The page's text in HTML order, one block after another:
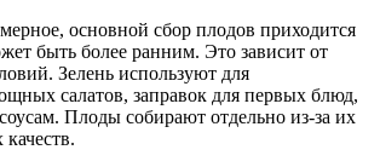
основной сбор плодов приходится
быть более ранним. Это зависит от
Зелень используют для
салатов, заправок для первых блюд,
Плоды собирают отдельно из-за их